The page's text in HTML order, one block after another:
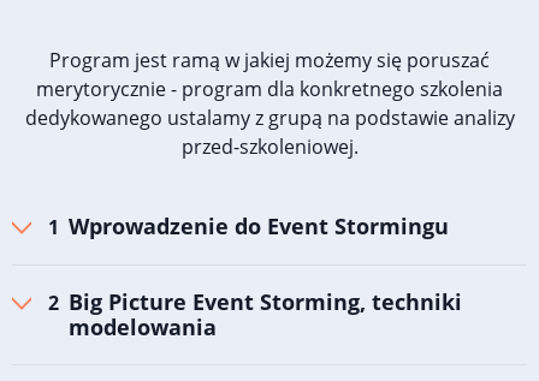
Program jest ramą w jakiej możemy się poruszać
merytorycznie - program dla konkretnego szkolenia
dedykowanego ustalamy z grupą na podstawie analizy
przed-szkoleniowej.
Wprowadzenie do Event Stormingu
Big Picture Event Storming, techniki
modelowania